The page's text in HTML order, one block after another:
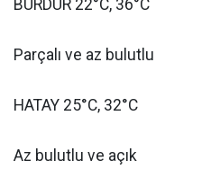
BURDUR 22°C, 36°C
Parçalı ve az bulutlu
HATAY 25°C, 32°C
Az bulutlu ve açık